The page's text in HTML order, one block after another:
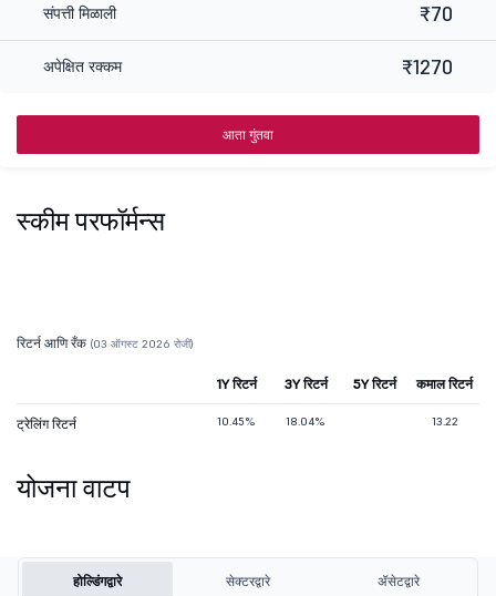
संपत्ती मिळाली ₹70
अपेक्षित रक्कम ₹1270
आता गुंतवा
स्कीम परफॉर्मन्स
रिटर्न आणि रँक (03 ऑगस्ट 2026 रोजी)
1Y रिटर्न 3Y रिटर्न 5Y रिटर्न कमाल रिटर्न
ट्रेलिंग रिटर्न 10.45% 18.04% 13.22
योजना वाटप
होल्डिंगद्वारे सेक्टरद्वारे ॲसेटद्वारे